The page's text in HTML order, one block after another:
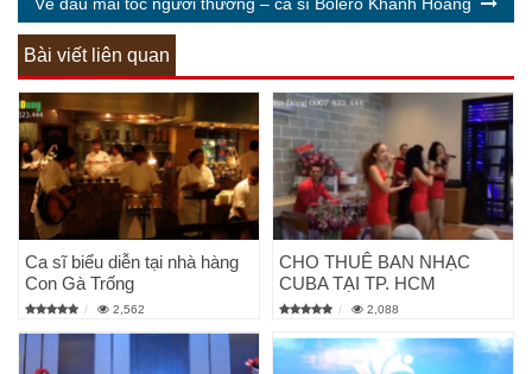
Bài viết liên quan
Ca sĩ biểu diễn tại nhà hàng
Con Gà Trống
2,562
CHO THUÊ BAN NHẠC
CUBA TẠI TP. HCM
2,088